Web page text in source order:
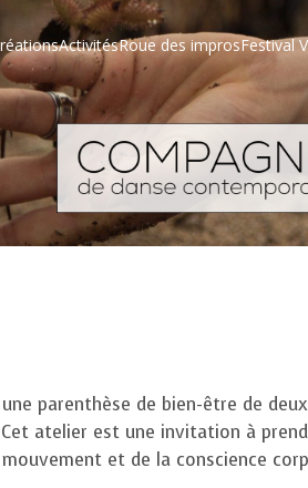
ActivitésRoue des improsFestival
parenthèse de bien-être de
atelier est une invitation à
et de la conscience